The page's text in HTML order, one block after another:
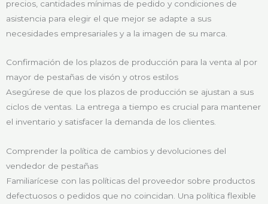
precios, cantidades mínimas de pedido y condiciones de
asistencia para elegir el que mejor se adapte a sus
necesidades empresariales y a la imagen de su marca.
Confirmación de los plazos de producción para la venta al por
mayor de pestañas de visón y otros estilos
Asegúrese de que los plazos de producción se ajustan a sus
ciclos de ventas. La entrega a tiempo es crucial para mantener
el inventario y satisfacer la demanda de los clientes.
Comprender la política de cambios y devoluciones del
vendedor de pestañas
Familiarícese con las políticas del proveedor sobre productos
defectuosos o pedidos que no coincidan. Una política flexible